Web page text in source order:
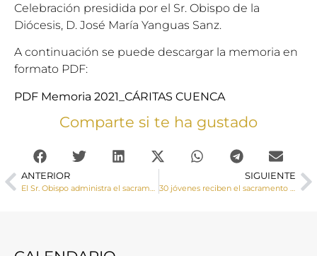
Celebración presidida por el Sr. Obispo de la
Diócesis, D. José María Yanguas Sanz.
A continuación se puede descargar la memoria en
formato PDF:
PDF Memoria 2021_CÁRITAS CUENCA
Comparte si te ha gustado
ANTERIOR
El Sr. Obispo administra el sacramento de la Confirmación a jóvenes de la parroquia de Ntra. Sra. de la Asunción de Tarancón
SIGUIENTE
30 jóvenes reciben el sacramento de la Confirmación en la parroquia de San Julián de Cuenca